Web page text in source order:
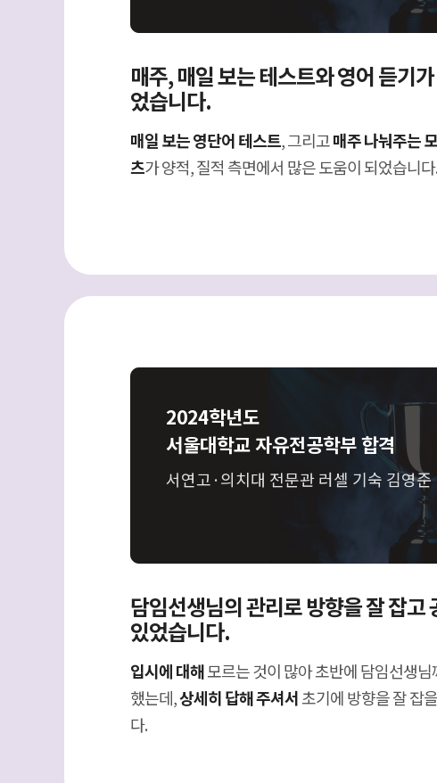
매주, 매일 보는 테스트와 영어 듣기
었습니다.
매일 보는 영단어 테스트, 그리고매주 나눠주는
츠가 양적, 질적 측면에서 많은 도움이 되었습니다.
2024학년도
서울대학교 자유전공학부 합격
서연고·의치대 전문관 러셀 기숙 김영준
담임선생님의 관리로 방향을 잘 잡고
있었습니다.
입시에 대해모르는 것이 많아 초반에 담임선생
했는데,상세히 답해 주셔서초기에 방향을 잘 잡
다.